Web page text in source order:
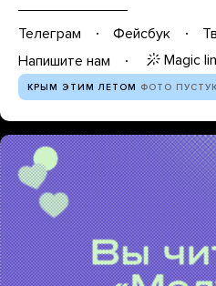
Телеграм Фейсбук
Напишите нам
Magic
КРЫМ ЭТИМ ЛЕТОМ ФОТО